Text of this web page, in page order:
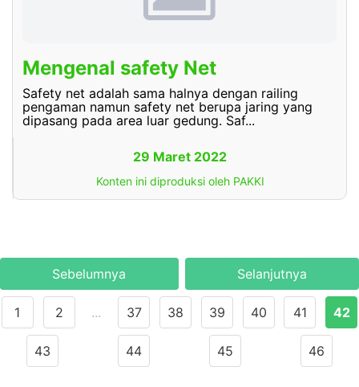
Mengenal safety Net
Safety net adalah sama halnya dengan railing
pengaman namun safety net berupa jaring yang
dipasang pada area luar gedung. Saf...
29 Maret 2022
Konten ini diproduksi oleh PAKKI
Sebelumnya Selanjutnya
1 2 ... 37 38 39 40 41 42
43 44 45 46